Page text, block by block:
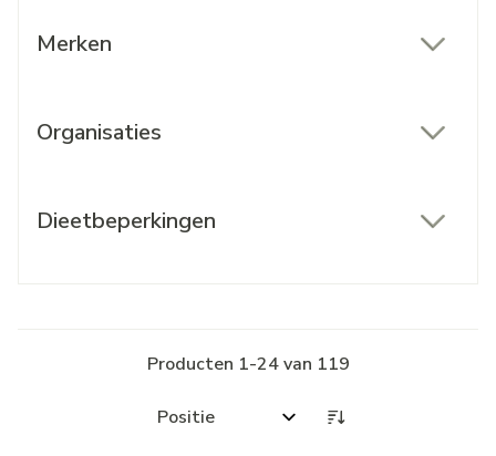
Merken
Organisaties
Dieetbeperkingen
Producten 1-24van 119
Sorteer op: